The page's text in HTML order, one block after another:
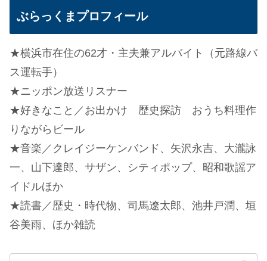
ぶらっくまプロフィール
★横浜市在住の62才・主夫兼アルバイト（元路線バ
ス運転手）
★ニッポン放送リスナー
★好きなこと／お出かけ 歴史探訪 おうち料理作
りながらビール
★音楽／クレイジーケンバンド、矢沢永吉、大瀧詠
一、山下達郎、サザン、シティポップ、昭和歌謡ア
イドルほか
★読書／歴史・時代物、司馬遼太郎、池井戸潤、垣
谷美雨、ほか雑読